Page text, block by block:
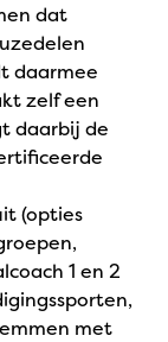
dat
daarmee
zelf een
daarbij de
(opties
1 en 2
met